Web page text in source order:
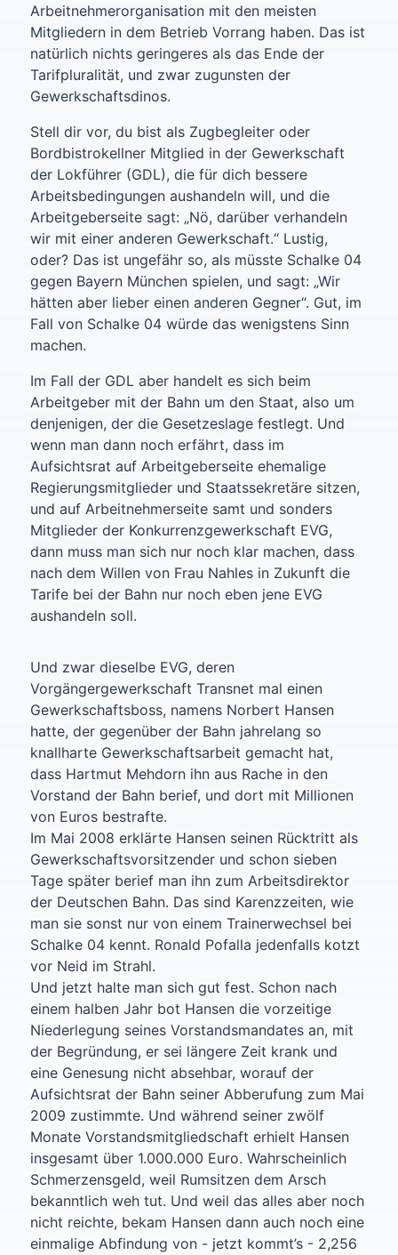
Arbeitnehmerorganisation mit den meisten
Mitgliedern in dem Betrieb Vorrang haben. Das ist
natürlich nichts geringeres als das Ende der
Tarifpluralität, und zwar zugunsten der
Gewerkschaftsdinos.
Stell dir vor, du bist als Zugbegleiter oder
Bordbistrokellner Mitglied in der Gewerkschaft
der Lokführer (GDL), die für dich bessere
Arbeitsbedingungen aushandeln will, und die
Arbeitgeberseite sagt: „Nö, darüber verhandeln
wir mit einer anderen Gewerkschaft.“ Lustig,
oder? Das ist ungefähr so, als müsste Schalke 04
gegen Bayern München spielen, und sagt: „Wir
hätten aber lieber einen anderen Gegner“. Gut, im
Fall von Schalke 04 würde das wenigstens Sinn
machen.
Im Fall der GDL aber handelt es sich beim
Arbeitgeber mit der Bahn um den Staat, also um
denjenigen, der die Gesetzeslage festlegt. Und
wenn man dann noch erfährt, dass im
Aufsichtsrat auf Arbeitgeberseite ehemalige
Regierungsmitglieder und Staatssekretäre sitzen,
und auf Arbeitnehmerseite samt und sonders
Mitglieder der Konkurrenzgewerkschaft EVG,
dann muss man sich nur noch klar machen, dass
nach dem Willen von Frau Nahles in Zukunft die
Tarife bei der Bahn nur noch eben jene EVG
aushandeln soll.
Und zwar dieselbe EVG, deren
Vorgängergewerkschaft Transnet mal einen
Gewerkschaftsboss, namens Norbert Hansen
hatte, der gegenüber der Bahn jahrelang so
knallharte Gewerkschaftsarbeit gemacht hat,
dass Hartmut Mehdorn ihn aus Rache in den
Vorstand der Bahn berief, und dort mit Millionen
von Euros bestrafte.
Im Mai 2008 erklärte Hansen seinen Rücktritt als
Gewerkschaftsvorsitzender und schon sieben
Tage später berief man ihn zum Arbeitsdirektor
der Deutschen Bahn. Das sind Karenzzeiten, wie
man sie sonst nur von einem Trainerwechsel bei
Schalke 04 kennt. Ronald Pofalla jedenfalls kotzt
vor Neid im Strahl.
Und jetzt halte man sich gut fest. Schon nach
einem halben Jahr bot Hansen die vorzeitige
Niederlegung seines Vorstandsmandates an, mit
der Begründung, er sei längere Zeit krank und
eine Genesung nicht absehbar, worauf der
Aufsichtsrat der Bahn seiner Abberufung zum Mai
2009 zustimmte. Und während seiner zwölf
Monate Vorstandsmitgliedschaft erhielt Hansen
insgesamt über 1.000.000 Euro. Wahrscheinlich
Schmerzensgeld, weil Rumsitzen dem Arsch
bekanntlich weh tut. Und weil das alles aber noch
nicht reichte, bekam Hansen dann auch noch eine
einmalige Abfindung von - jetzt kommt’s - 2,256